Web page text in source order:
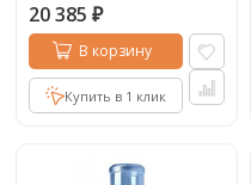
20 385 ₽
В корзину
Купить в 1 клик